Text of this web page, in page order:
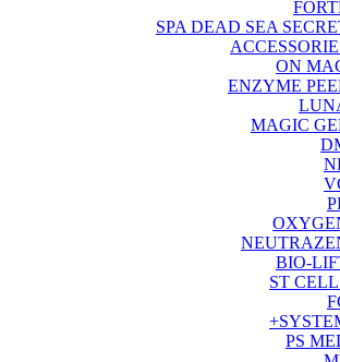
SPA DEAD SEA
ON
ENZYME
MAGIC
BIO-
ST
PS